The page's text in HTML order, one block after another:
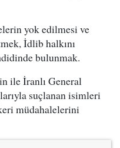
yok edilmesi ve
İdlib halkını
bulunmak.
ile İranlı General
suçlanan isimleri
müdahalelerini